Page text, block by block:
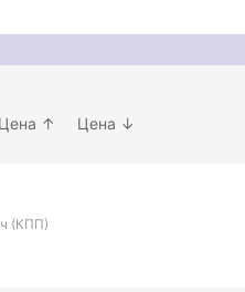
Цена ↑ Цена ↓
(КПП)